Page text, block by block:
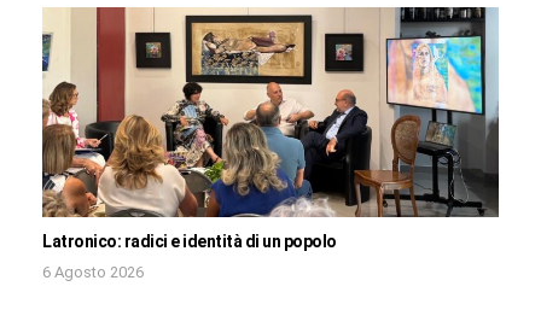
Latronico: radici e identità di un popolo
6 Agosto 2026